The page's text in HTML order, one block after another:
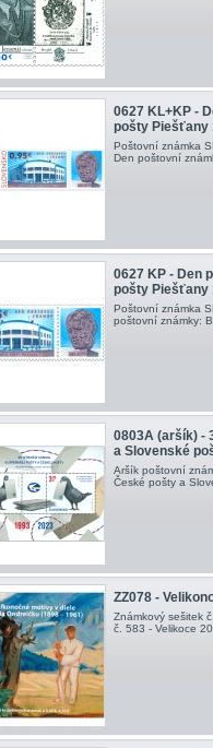
0627 KL+KP -
pošty Piešťany
Poštovní známka
Den poštovní
0627 KP - Den
pošty Piešťany
Poštovní známka
poštovní známky:
0803A (aršík) -
a Slovenské
Aršík poštovní
České pošty a
ZZ078 -
Známkový sešitek
č. 583 - Velikoce